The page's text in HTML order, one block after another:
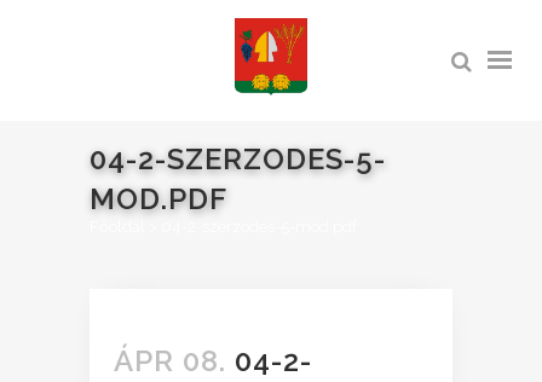
04-2-SZERZODES-5-
MOD.PDF
ÁPR 08. 04-2-